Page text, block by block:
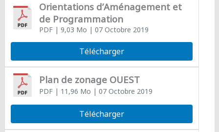
Orientations d’Aménagement et
de Programmation
PDF| 9,03 Mo | 07 Octobre 2019
Télécharger
Plan de zonage OUEST
PDF| 11,96 Mo | 07 Octobre 2019
Télécharger